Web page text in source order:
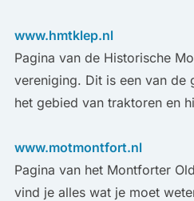
www.hmtklep.nl
Pagina van de Historische
vereniging. Dit is een van de
het gebied van traktoren en
www.motmontfort.nl
Pagina van het Montforter
vind je alles wat je moet